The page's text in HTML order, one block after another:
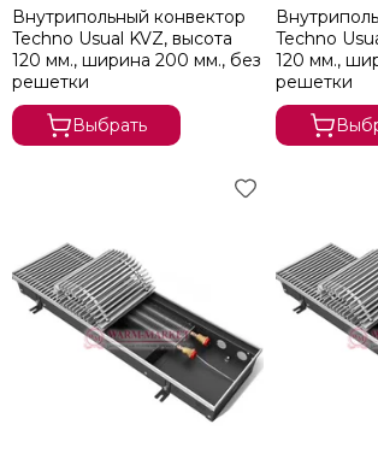
Внутрипольный конвектор
Techno Usual KVZ, высота
120 мм., ширина 200 мм., без
решетки
Выбрать
Techno
120 мм.,
решетки